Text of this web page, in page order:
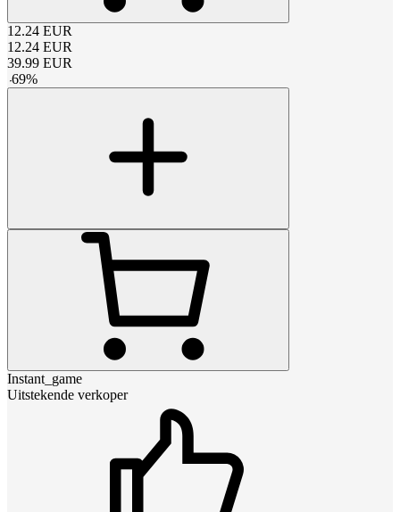
12.24 EUR
12.24 EUR
39.99 EUR
-69%
Instant_game
Uitstekende verkoper